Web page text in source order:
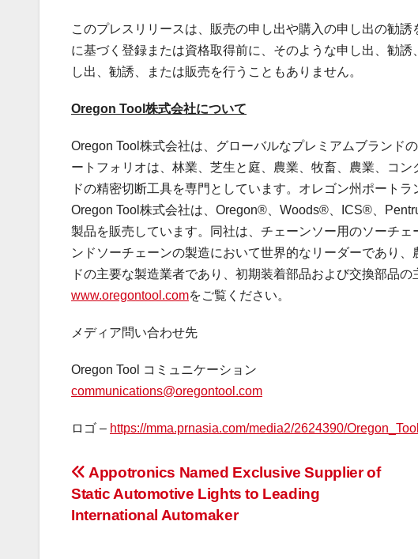
このプレスリリースは、販売の申し出や購入の申し出の勧
に基づく登録または資格取得前に、そのような申し出、勧
し出、勧誘、または販売を行うこともありません。
Oregon Tool 株式会社について
Oregon Tool株式会社は、グローバルなプレミアムブランド
ートフォリオは、林業、芝生と庭、農業、牧畜、農業、コ
ドの精密切断工具を専門としています。オレゴン州ポート
Oregon Tool株式会社は、Oregon®、Woods®、ICS®、
製品を販売しています。同社は、チェーンソー用のソーチ
ンドソーチェーンの製造において世界的なリーダーであり
ドの主要な製造業者であり、初期装着部品および交換部品
www.oregontool.comをご覧ください。
メディア問い合わせ先
Oregon Tool コミュニケーション
communications@oregontool.com
ロゴ – https://mma.prnasia.com/media2/2624390/
投
稿
Appotronics Named Exclusive Supplier of
Static Automotive Lights to Leading
International Automaker